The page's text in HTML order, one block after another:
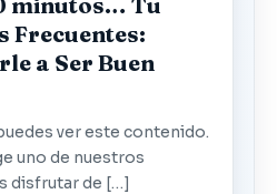
Frecuentes:
a Ser Buen
ver este contenido.
uno de nuestros
disfrutar de […]